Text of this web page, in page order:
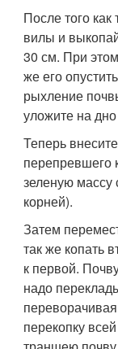
После того
вилы и
30 см. При
же его
рыхление
уложите на
Теперь
перепревшего
зеленую массу
корней).
Затем
так же копать
к первой.
надо
перекопку